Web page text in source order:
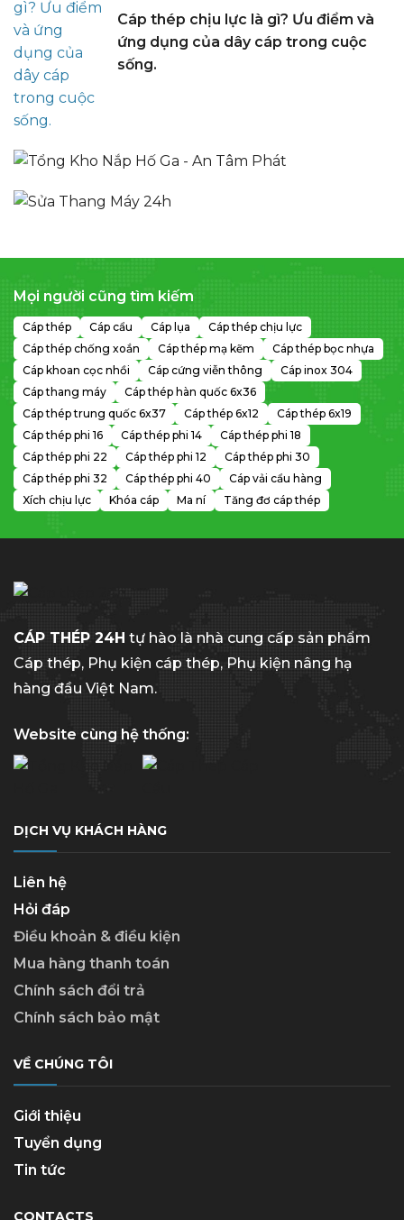
Cáp thép chịu lực là gì? Ưu điểm và
ứng dụng của dây cáp trong cuộc
sống.
Mọi người cũng tìm kiếm
Cáp thép Cáp cẩu Cáp lụa
Cáp thép chịu lực
Cáp thép chống xoắn
Cáp thép mạ kẽm
Cáp thép bọc nhựa
Cáp khoan cọc nhồi
Cáp cứng viễn thông
Cáp inox 304
Cáp thang máy
Cáp thép hàn quốc 6x36
Cáp thép trung quốc 6x37
Cáp thép 6x12
Cáp thép 6x19
Cáp thép phi 16
Cáp thép phi 14
Cáp thép phi 18
Cáp thép phi 22
Cáp thép phi 12
Cáp thép phi 30
Cáp thép phi 32
Cáp thép phi 40
Cáp vải cẩu hàng
Xích chịu lực
Khóa cáp Ma ní Tăng đơ cáp thép
CÁP THÉP 24H tự hào là nhà cung cấp sản phẩm
Cáp thép, Phụ kiện cáp thép, Phụ kiện nâng hạ
hàng đầu Việt Nam.
Website cùng hệ thống:
DỊCH VỤ KHÁCH HÀNG
Liên hệ
Hỏi đáp
Điều khoản & điều kiện
Mua hàng thanh toán
Chính sách đổi trả
Chính sách bảo mật
VỀ CHÚNG TÔI
Giới thiệu
Tuyển dụng
Tin tức
CONTACTS